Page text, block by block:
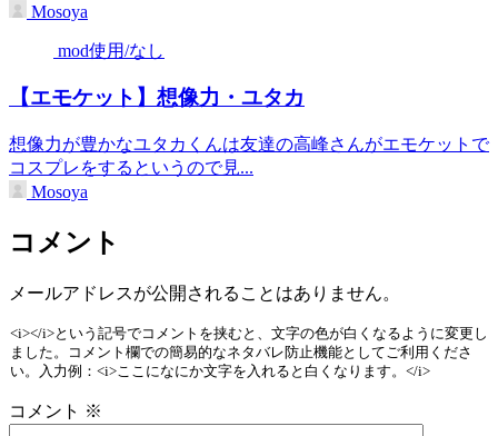
Mosoya
mod使用/なし
【エモケット】想像力・ユタカ
想像力が豊かなユタカくんは友達の高峰さんがエモケットで
コスプレをするというので見...
Mosoya
コメント
メールアドレスが公開されることはありません。
<i></i>という記号でコメントを挟むと、文字の色が白くなるように変更し
ました。コメント欄での簡易的なネタバレ防止機能としてご利用くださ
い。入力例：<i>ここになにか文字を入れると白くなります。</i>
コメント ※